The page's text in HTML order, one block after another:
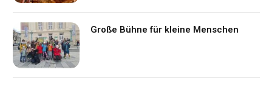
Große Bühne für kleine Menschen